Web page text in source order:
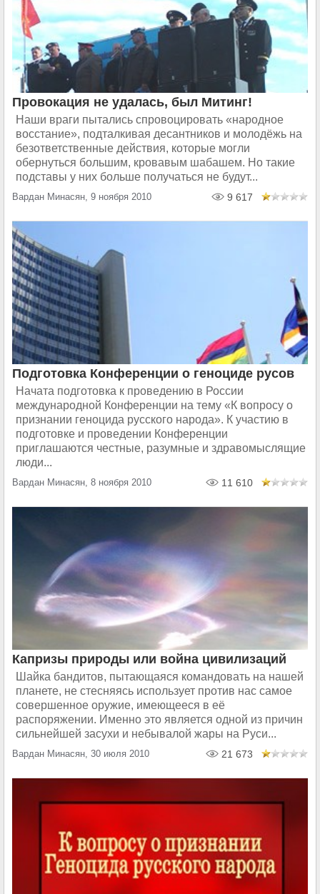
Провокация не удалась, был Митинг!
Наши враги пытались спровоцировать «народное
восстание», подталкивая десантников и молодёжь на
безответственные действия, которые могли
обернуться большим, кровавым шабашем. Но такие
подставы у них больше получаться не будут...
Вардан Минасян, 9 ноября 2010 9 617
Подготовка Конференции о геноциде русов
Начата подготовка к проведению в России
международной Конференции на тему «К вопросу о
признании геноцида русского народа». К участию в
подготовке и проведении Конференции
приглашаются честные, разумные и здравомыслящие
люди...
Вардан Минасян, 8 ноября 2010 11 610
Капризы природы или война цивилизаций
Шайка бандитов, пытающаяся командовать на нашей
планете, не стесняясь использует против нас самое
совершенное оружие, имеющееся в её
распоряжении. Именно это является одной из причин
сильнейшей засухи и небывалой жары на Руси...
Вардан Минасян, 30 июля 2010 21 673